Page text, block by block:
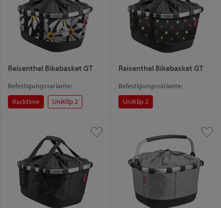
Reisenthel Bikebasket GT
Befestigungsvariante:
Racktime
UniKlip 2
Reisenthel Bikebasket GT
Befestigungsvariante:
UniKlip 2